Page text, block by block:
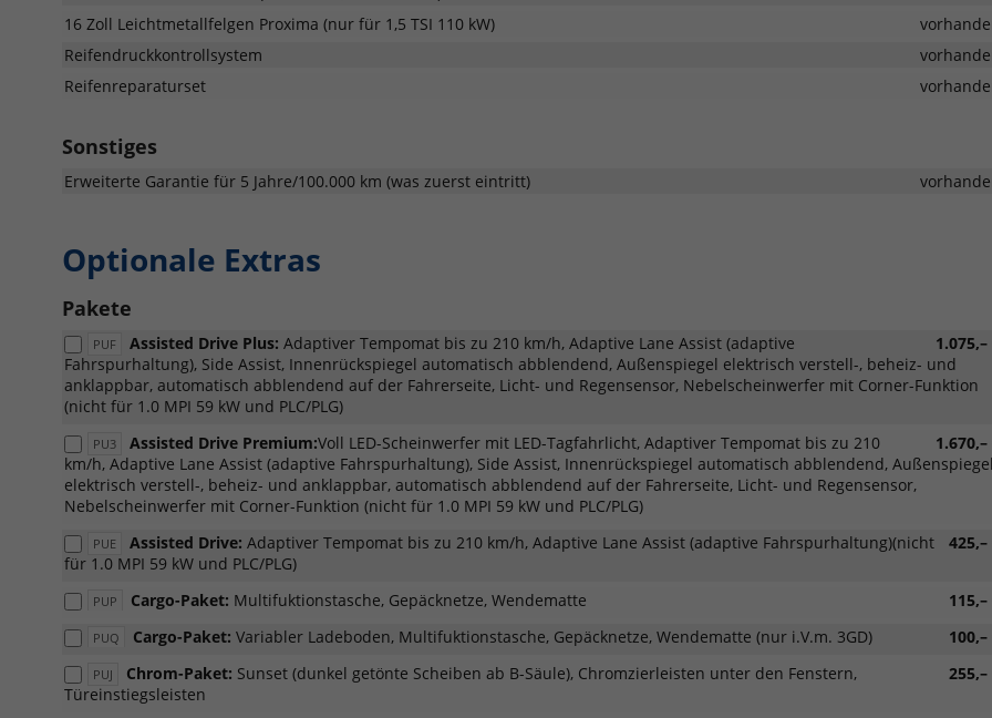
16 Zoll Leichtmetallfelgen Proxima (nur für 1,5 TSI 110 kW)
Reifendruckkontrollsystem
Reifenreparaturset
Sonstiges
Erweiterte Garantie für 5 Jahre/100.000 km (was zuerst eintritt)
Optionale Extras
Pakete
PUF 1.075,–
Assisted Drive Plus: Adaptiver Tempomat bis zu 210 km/h, Adaptive Lane Assist (adaptive
Fahrspurhaltung), Side Assist, Innenrückspiegel automatisch abblendend, Außenspiegel elektrisch verstell-, beheiz- und
anklappbar, automatisch abblendend auf der Fahrerseite, Licht- und Regensensor, Nebelscheinwerfer mit Corner-Funktion
(nicht für 1.0 MPI 59 kW und PLC/PLG)
PU3 1.670,–
Assisted Drive Premium:Voll LED-Scheinwerfer mit LED-Tagfahrlicht, Adaptiver Tempomat bis zu 210
km/h, Adaptive Lane Assist (adaptive Fahrspurhaltung), Side Assist, Innenrückspiegel automatisch abblendend, Außenspiegel
elektrisch verstell-, beheiz- und anklappbar, automatisch abblendend auf der Fahrerseite, Licht- und Regensensor,
Nebelscheinwerfer mit Corner-Funktion (nicht für 1.0 MPI 59 kW und PLC/PLG)
PUE 425,–
Assisted Drive: Adaptiver Tempomat bis zu 210 km/h, Adaptive Lane Assist (adaptive Fahrspurhaltung)(nicht
für 1.0 MPI 59 kW und PLC/PLG)
PUP 115,–
Cargo-Paket: Multifuktionstasche, Gepäcknetze, Wendematte
PUQ 100,–
Cargo-Paket: Variabler Ladeboden, Multifuktionstasche, Gepäcknetze, Wendematte (nur i.V.m. 3GD)
PUJ 255,–
Chrom-Paket: Sunset (dunkel getönte Scheiben ab B-Säule), Chromzierleisten unter den Fenstern,
Türeinstiegsleisten